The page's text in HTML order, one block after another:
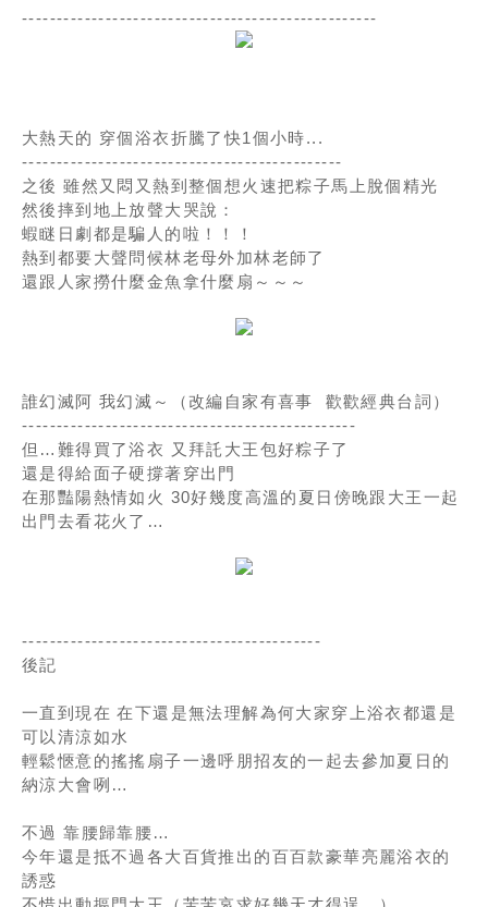
---------------------------------------------------
大熱天的 穿個浴衣折騰了快1個小時...
----------------------------------------------
之後 雖然又悶又熱到整個想火速把粽子馬上脫個精光
然後摔到地上放聲大哭說：
蝦瞇日劇都是騙人的啦！！！
熱到都要大聲問候林老母外加林老師了
還跟人家撈什麼金魚拿什麼扇～～～
誰幻滅阿 我幻滅～（改編自家有喜事 歡歡經典台詞）
------------------------------------------------
但…難得買了浴衣 又拜託大王包好粽子了
還是得給面子硬撐著穿出門
在那豔陽熱情如火 30好幾度高溫的夏日傍晚跟大王一起
出門去看花火了…
-------------------------------------------
後記
一直到現在 在下還是無法理解為何大家穿上浴衣都還是
可以清涼如水
輕鬆愜意的搖搖扇子一邊呼朋招友的一起去參加夏日的
納涼大會咧…
不過 靠腰歸靠腰…
今年還是抵不過各大百貨推出的百百款豪華亮麗浴衣的
誘惑